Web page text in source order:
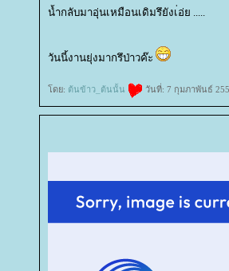
น้ำกลับมาอุ่นเหมือนเดิมรึยังเ่อ่ย .....
วันนี้งานยุ่งมากรึป่าวค๊ะ
ดย: ต้นข้าว_ต้นนั้น วันที่: 7 กุมภาพันธ์